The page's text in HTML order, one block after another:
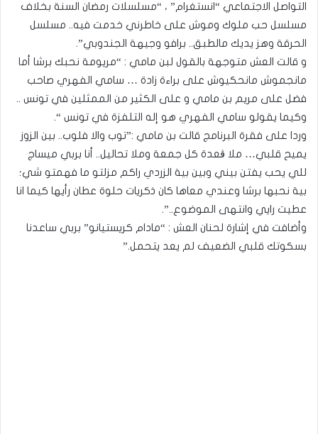
التواصل الاجتماعي “انستغرام” ، “مسلسلات رمضان السنة بخلاف
مسلسل حب ملوك وموش على خاطرني خدمت فيه.. مسلسل
الحرقة وهز يديك مالطبق.. برافو وجيهة الجندوبي”.
و قالت العش متوجهة بالقول لبن مامي : “مريومة نحبك برشا أما
مانجموش مانحكيوش على براءة زادة … سامي الفهري صاحب
فضل على مريم بن مامي و على الكثير من الممثلين في تونس ..
وكيما يقولو سامي الفهري هو إله التلفزة في تونس “.
وردا على فقرة البرنامج قالت بن مامي :”توب والا فلوب.. بين الزوز
يميح قلبي… ملا ڨعدة كل جمعة وملا تحاليل.. أنا بربي ميساج
للي يحب يفتن بيني وبين بية الزردي راكم مزلتو ما فهمتو شي؛
بية نحبها برشا وعندي معاها كان ذكريات حلوة عطان رأيها كيما انا
عطيت رايي وانتهى الموضوع..”.
وأضافت في إشارة لحنان العش : “مادام كريستيانو” بربي ساعدنا
بسكوتك قلبي الضعيف لم يعد يتحمل.”